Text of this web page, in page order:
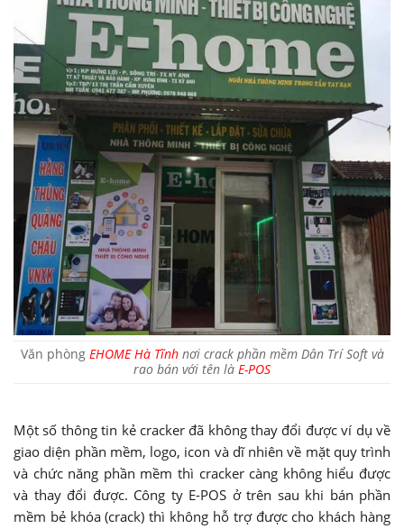
Văn phòng EHOMEHà Tĩnhnơi crack phần mềm Dân Trí Soft và
rao bán với tên là E-POS
Một số thông tin kẻ cracker đã không thay đổi được ví dụ về
giao diện phần mềm, logo, icon và dĩ nhiên về mặt quy trình
và chức năng phần mềm thì cracker càng không hiểu được
và thay đổi được. Công ty E-POS ở trên sau khi bán phần
mềm bẻ khóa (crack) thì không hỗ trợ được cho khách hàng